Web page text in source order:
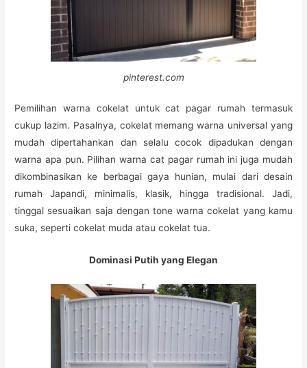
pinterest.com
Pemilihan warna cokelat untuk cat pagar rumah termasuk
cukup lazim. Pasalnya, cokelat memang warna universal yang
mudah dipertahankan dan selalu cocok dipadukan dengan
warna apa pun. Pilihan warna cat pagar rumah ini juga mudah
dikombinasikan ke berbagai gaya hunian, mulai dari desain
rumah Japandi, minimalis, klasik, hingga tradisional. Jadi,
tinggal sesuaikan saja dengan tone warna cokelat yang kamu
suka, seperti cokelat muda atau cokelat tua.
Dominasi Putih yang Elegan